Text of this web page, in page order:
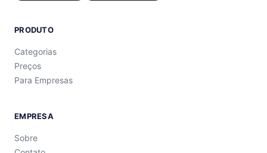
PRODUTO
Categorias
Preços
Para Empresas
EMPRESA
Sobre